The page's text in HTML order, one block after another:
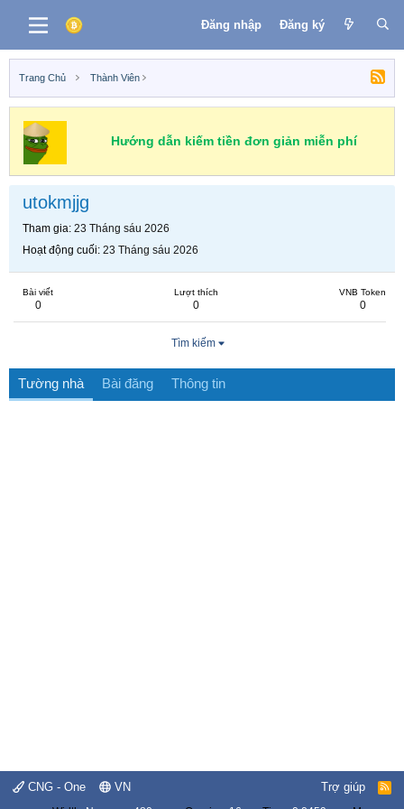
Đăng nhập Đăng ký
Trang Chủ Thành Viên
Hướng dẫn kiếm tiền đơn giản miễn phí
utokmjjg
Tham gia 23 Tháng sáu 2026
Hoạt động cuối 23 Tháng sáu 2026
Bài viết
0
Lượt thích
0
VNB Token
0
Tìm kiếm
Tường nhà Bài đăng Thông tin
CNG - One VN Trợ giúp
R